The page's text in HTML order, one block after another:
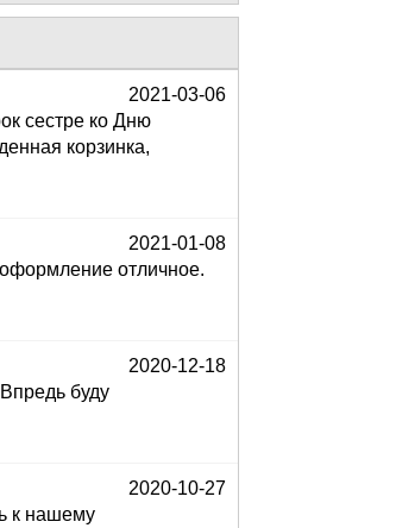
2021-03-06
сестре ко Дню
корзинка,
2021-01-08
отличное.
2020-12-18
буду
2020-10-27
к нашему